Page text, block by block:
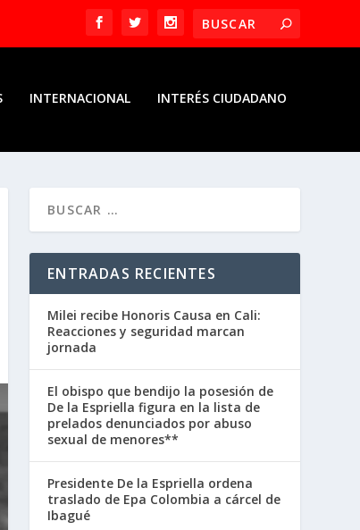
INTERNACIONAL INTERÉS CIUDADANO
ENTRADAS RECIENTES
Milei recibe Honoris Causa en Cali:
Reacciones y seguridad marcan
jornada
El obispo que bendijo la posesión de
De la Espriella figura en la lista de
prelados denunciados por abuso
sexual de menores**
Presidente De la Espriella ordena
traslado de Epa Colombia a cárcel de
Ibagué